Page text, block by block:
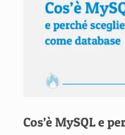
Cos’è MySQL e